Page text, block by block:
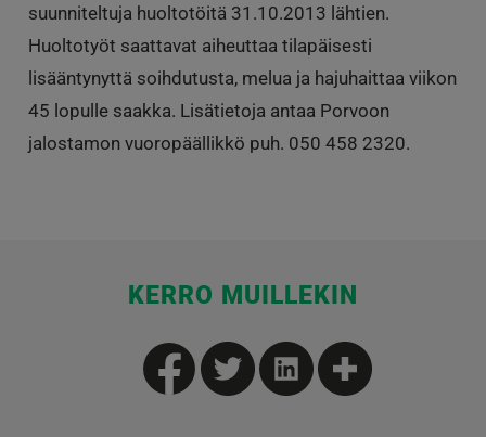
suunniteltuja huoltotöitä 31.10.2013 lähtien.
Huoltotyöt saattavat aiheuttaa tilapäisesti
lisääntynyttä soihdutusta, melua ja hajuhaittaa viikon
45 lopulle saakka. Lisätietoja antaa Porvoon
jalostamon vuoropäällikkö puh. 050 458 2320.
KERRO MUILLEKIN